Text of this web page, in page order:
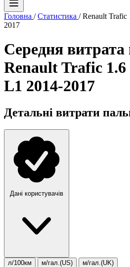
Головна / Статистика / Renault
2017
Середня витрата
Renault Trafic
L1 2014-2017
Детальні витрати
Дані користувачів
л/100км м/гал.(US) м/гал.(UK)